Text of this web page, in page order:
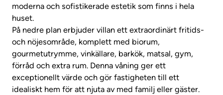
moderna och sofistikerade estetik som finns i hela
huset.
På nedre plan erbjuder villan ett extraordinärt fritids-
och nöjesområde, komplett med biorum,
gourmetutrymme, vinkällare, barkök, matsal, gym,
förråd och extra rum. Denna våning ger ett
exceptionellt värde och gör fastigheten till ett
idealiskt hem för att njuta av med familj eller gäster.